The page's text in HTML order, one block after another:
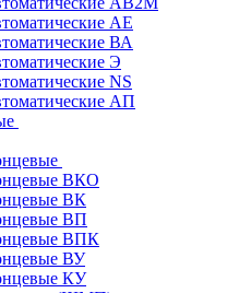
АЕ
ВА
Э
NS
АП
ВКО
ВК
ВП
ВПК
ВУ
КУ